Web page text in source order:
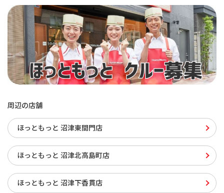
周辺の店舗
ほっともっと 沼津東間門店
ほっともっと 沼津北高島町店
ほっともっと 沼津下香貫店